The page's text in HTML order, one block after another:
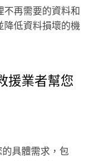
不再需要的資料和
降低資料損壞的機
援業者幫您
的具體需求，包